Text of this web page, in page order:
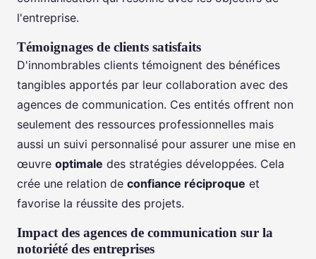
l'entreprise.
Témoignages de clients satisfaits
D'innombrables clients témoignent des bénéfices
tangibles apportés par leur collaboration avec des
agences de communication. Ces entités offrent non
seulement des ressources professionnelles mais
aussi un suivi personnalisé pour assurer une mise en
œuvre optimale des stratégies développées. Cela
crée une relation de confiance réciproque et
favorise la réussite des projets.
Impact des agences de communication sur la
notoriété des entreprises